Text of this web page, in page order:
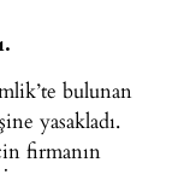
bulunan
yasakladı.
firmanın